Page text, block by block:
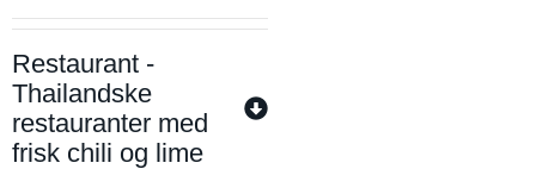
Restaurant -
Thailandske
restauranter med
frisk chili og lime